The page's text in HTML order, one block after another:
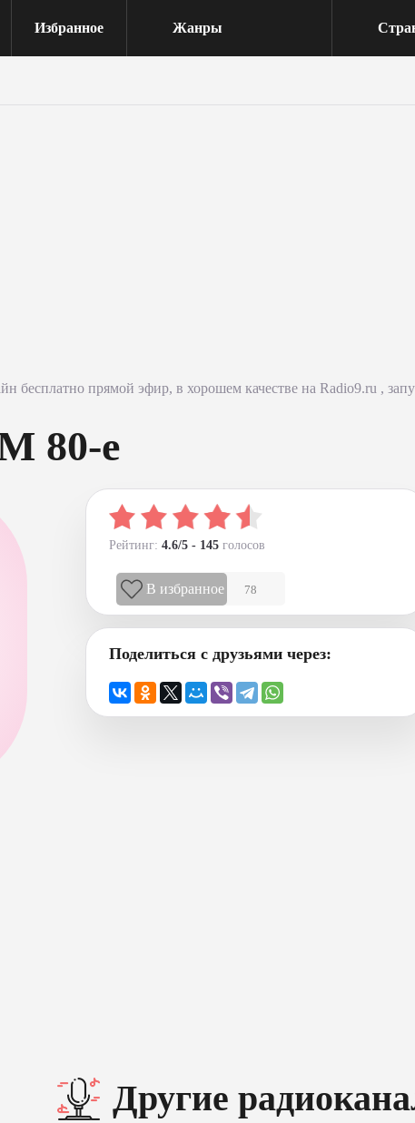
Избранное Жанры
бесплатно прямой эфир, в хорошем качестве на Radio9.ru ,
80-е
Рейтинг: 4.6/5 - 145 голосов
В избранное 78
Поделиться с друзьями через:
Другие